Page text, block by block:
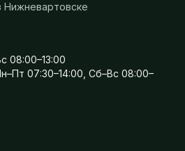
Нижневартовске
08:00–13:00
07:30–14:00, Сб–Вс 08:00–